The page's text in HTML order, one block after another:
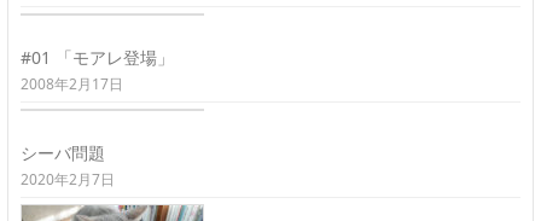
#01 「モアレ登場」
2008年2月17日
シーバ問題
2020年2月7日